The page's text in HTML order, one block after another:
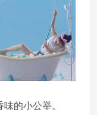
的小公举。